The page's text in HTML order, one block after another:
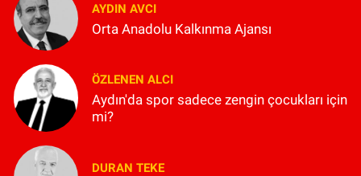
AYDIN AVCI
Orta Anadolu Kalkınma Ajansı
ÖZLENEN ALCI
Aydın'da spor sadece zengin çocukları için
mi?
DURAN TEKE